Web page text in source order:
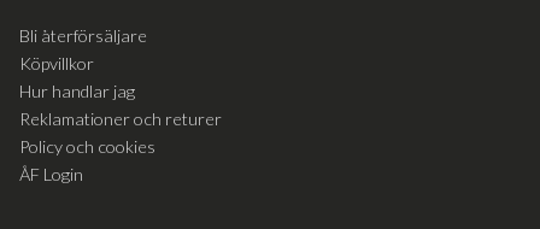
Bli återförsäljare
Köpvillkor
Hur handlar jag
Reklamationer och returer
Policy och cookies
ÅF Login